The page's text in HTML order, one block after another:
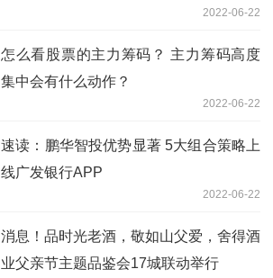
2022-06-22
怎么看股票的主力筹码？ 主力筹码高度
集中会有什么动作？
2022-06-22
速读：鹏华智投优势显著 5大组合策略上
线广发银行APP
2022-06-22
消息！品时光老酒，敬如山父爱，舍得酒
业父亲节主题品鉴会17城联动举行